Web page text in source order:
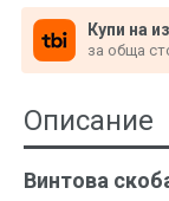
Купи на
за обща
Описание
Винтова